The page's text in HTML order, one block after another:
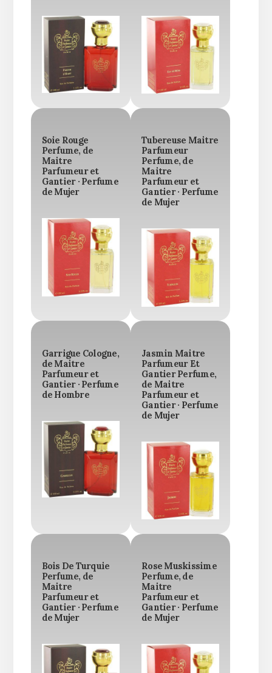
Soie Rouge
Perfume, de
Maitre
Parfumeur et
Gantier · Perfume
de Mujer
Tubereuse Maitre
Parfumeur
Perfume, de
Maitre
Parfumeur et
Gantier · Perfume
de Mujer
Garrigue Cologne,
de Maitre
Parfumeur et
Gantier · Perfume
de Hombre
Jasmin Maitre
Parfumeur Et
Gantier Perfume,
de Maitre
Parfumeur et
Gantier · Perfume
de Mujer
Bois De Turquie
Perfume, de
Maitre
Parfumeur et
Gantier · Perfume
de Mujer
Rose Muskissime
Perfume, de
Maitre
Parfumeur et
Gantier · Perfume
de Mujer